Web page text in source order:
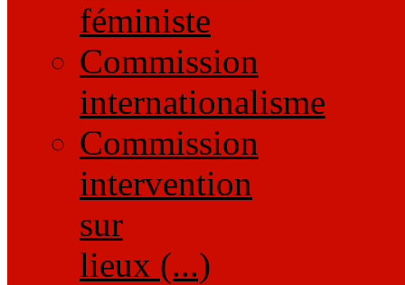
féministe
Commission
internationalisme
Commission
intervention
sur
lieux (...)